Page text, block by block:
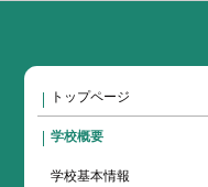
トップページ
学校概要
学校基本情報